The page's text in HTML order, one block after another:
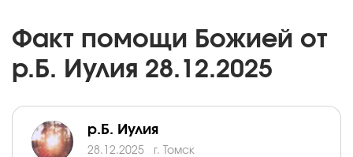
Факт помощи Божией от
р.Б. Иулия 28.12.2025
р.Б. Иулия
28.12.2025 г. Томск